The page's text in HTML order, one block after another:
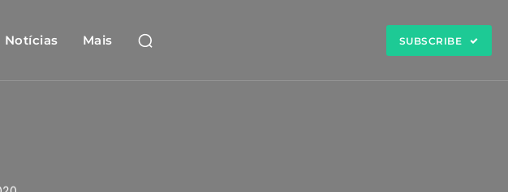
Notícias Mais SUBSCRIBE